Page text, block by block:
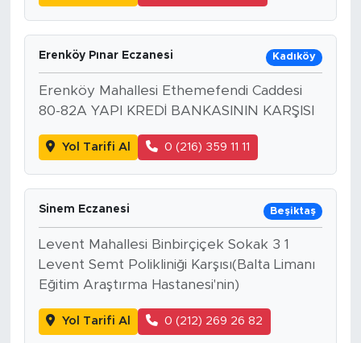
Erenköy Pınar Eczanesi Kadıköy
Erenköy Mahallesi Ethemefendi Caddesi
80-82A YAPI KREDİ BANKASININ KARŞISI
Yol Tarifi Al 0 (216) 359 11 11
Sinem Eczanesi Beşiktaş
Levent Mahallesi Binbirçiçek Sokak 3 1
Levent Semt Polikliniği Karşısı(Balta Limanı
Eğitim Araştırma Hastanesi'nin)
Yol Tarifi Al 0 (212) 269 26 82